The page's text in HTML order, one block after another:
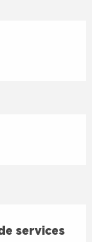
services